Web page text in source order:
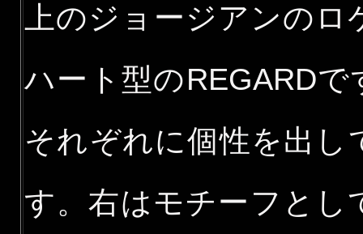
上のジョージアンのロ
ハート型のREGARD
それぞれに個性を出
す。右はモチーフとし